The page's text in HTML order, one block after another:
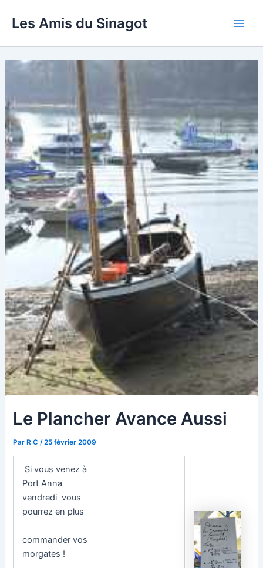
Les Amis du Sinagot
Le Plancher Avance Aussi
ParR C /25 février 2009
Si vous venez à
Port Anna
vendredi vous
pourrez en plus
commander vos
morgates !